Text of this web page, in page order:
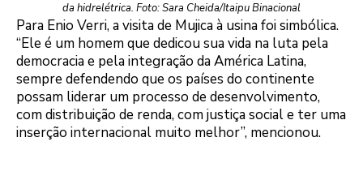
da hidrelétrica. Foto: Sara Cheida/Itaipu Binacional
Para Enio Verri, a visita de Mujica à usina foi simbólica.
“Ele é um homem que dedicou sua vida na luta pela
democracia e pela integração da América Latina,
sempre defendendo que os países do continente
possam liderar um processo de desenvolvimento,
com distribuição de renda, com justiça social e ter uma
inserção internacional muito melhor”, mencionou.